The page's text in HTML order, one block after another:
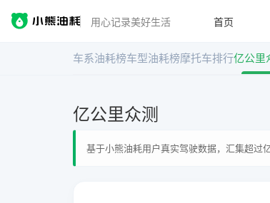
用心记录美好生活 首页
车系油耗榜车型油耗榜摩托车排行亿公里
亿公里众测
基于小熊油耗用户真实驾驶数据，汇集超过